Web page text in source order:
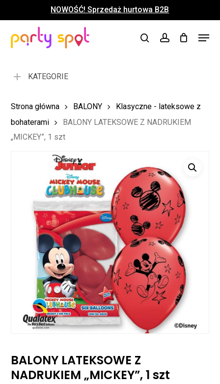
to
content
NOWOŚĆ! Sprzedaż hurtowa B2B
searchaccount
Menu
Koszyk Close
KATEGORIE
Strona główna BALONY
Klasyczne - lateksowe z
bohaterami
BALONY LATEKSOWE Z NADRUKIEM
„MICKEY”, 1 szt
BALONY LATEKSOWE Z
NADRUKIEM „MICKEY”, 1 szt
Menu